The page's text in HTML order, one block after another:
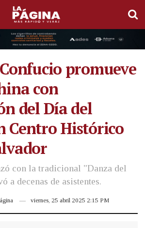
promueve
con
del Día del
Centro Histórico
con la tradicional "Danza del
a decenas de asistentes.
viernes, 25 abril 2025 2:15 PM